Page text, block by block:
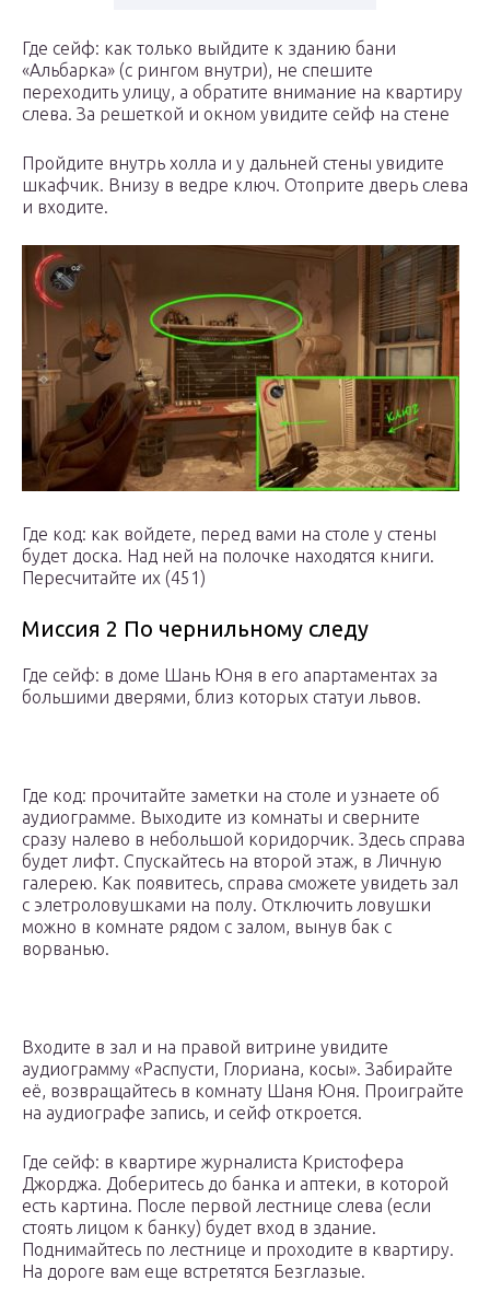
Где сейф: как только выйдите к зданию бани
«Альбарка» (с рингом внутри), не спешите
переходить улицу, а обратите внимание на квартиру
слева. За решеткой и окном увидите сейф на стене
Пройдите внутрь холла и у дальней стены увидите
шкафчик. Внизу в ведре ключ. Отоприте дверь слева
и входите.
Где код: как войдете, перед вами на столе у стены
будет доска. Над ней на полочке находятся книги.
Пересчитайте их (451)
Миссия 2 По чернильному следу
Где сейф: в доме Шань Юня в его апартаментах за
большими дверями, близ которых статуи львов.
Где код: прочитайте заметки на столе и узнаете об
аудиограмме. Выходите из комнаты и сверните
сразу налево в небольшой коридорчик. Здесь справа
будет лифт. Спускайтесь на второй этаж, в Личную
галерею. Как появитесь, справа сможете увидеть зал
с элетроловушками на полу. Отключить ловушки
можно в комнате рядом с залом, вынув бак с
ворванью.
Входите в зал и на правой витрине увидите
аудиограмму «Распусти, Глориана, косы». Забирайте
её, возвращайтесь в комнату Шаня Юня. Проиграйте
на аудиографе запись, и сейф откроется.
Где сейф: в квартире журналиста Кристофера
Джорджа. Доберитесь до банка и аптеки, в которой
есть картина. После первой лестнице слева (если
стоять лицом к банку) будет вход в здание.
Поднимайтесь по лестнице и проходите в квартиру.
На дороге вам еще встретятся Безглазые.